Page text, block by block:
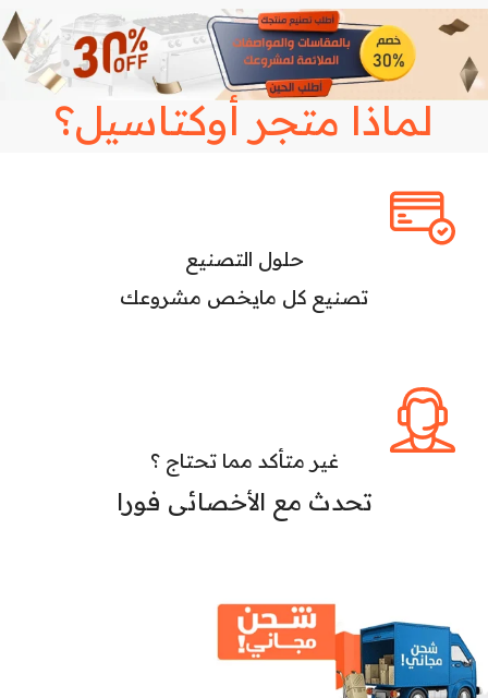
نلبى كل احتياجات
الكاشير
أجهزهالكاشير
لتلبية إحتياجات
مشروعك
لماذا متجر أوكتاسيل؟
حلول التصنيع
تصنيع كل مايخص مشروعك
غير متأكد مما تحتاج ؟
تحدث مع الأخصائى فورا